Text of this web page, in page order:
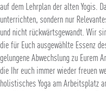
auf dem Lehrplan der alten Yogis.
unterrichten, sondern nur
und nicht rückwärtsgewandt. Wir
die für Euch ausgewählte Essenz
gelungene Abwechslung zu Eurem
die Ihr euch immer wieder freuen
holistisches Yoga am Arbeitsplatz